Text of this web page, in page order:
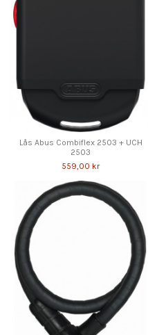
Lås Abus Combiflex 2503 + UCH
2503
559,00 kr